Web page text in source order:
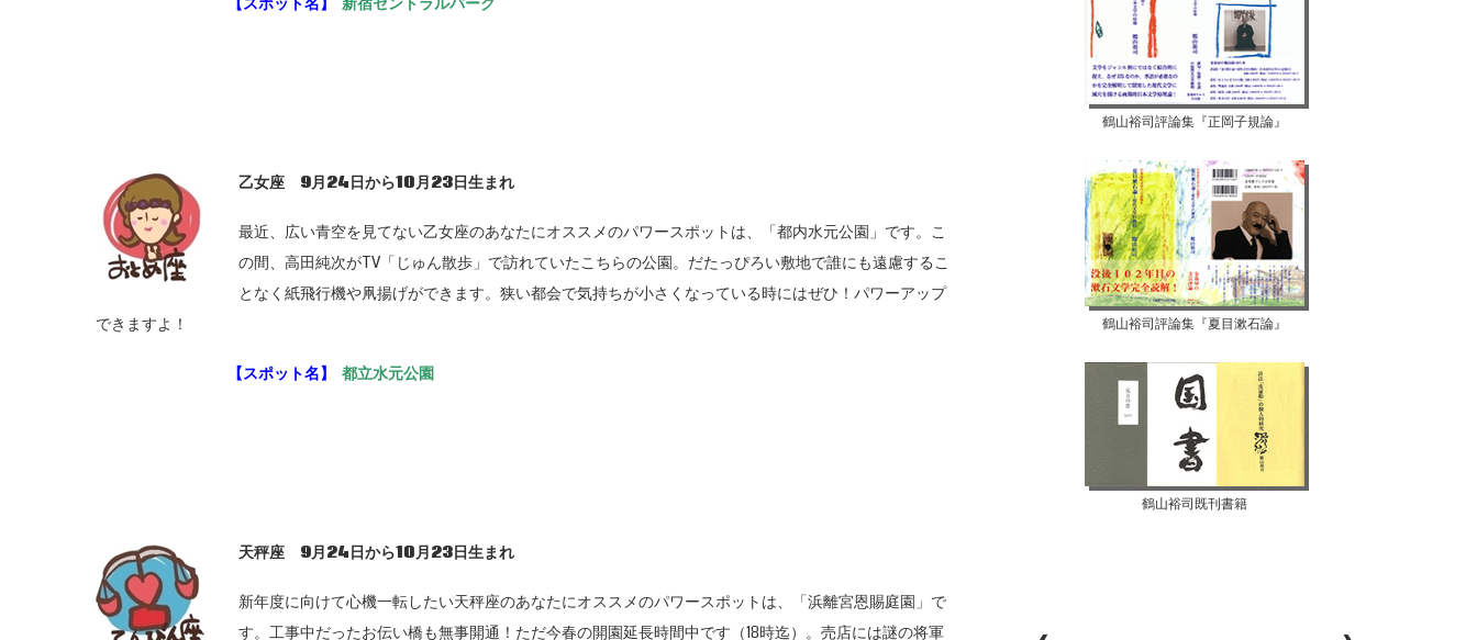
乙女座 9月24日から10月23日生まれ
最近、広い青空を見てない乙女座のあなたにオススメのパワースポットは、「都内水元公園」です。こ
の間、高田純次がTV「じゅん散歩」で訪れていたこちらの公園。だたっぴろい敷地で誰にも遠慮するこ
となく紙飛行機や凧揚げができます。狭い都会で気持ちが小さくなっている時にはぜひ！パワーアップ
できますよ！
【スポット名】 都立水元公園
天秤座 9月24日から10月23日生まれ
新年度に向けて心機一転したい天秤座のあなたにオススメのパワースポットは、「浜離宮恩賜庭園」で
す。工事中だったお伝い橋も無事開通！ただ今春の開園延長時間中です（18時迄）。売店には謎の将軍
鶴山裕司評論集『正岡子規論』
鶴山裕司評論集『夏目漱石論』
鶴山裕司既刊書籍